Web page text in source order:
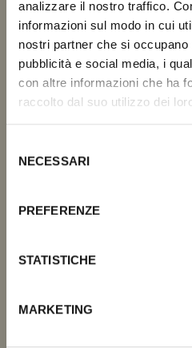
analizzare il nostro traffico.
informazioni sul modo in cui
nostri partner che si occupano
pubblicità e social media, i
con altre informazioni che ha
raccolto dal suo utilizzo dei
delNECESSARI
PREFERENZE
STATISTICHE
MARKETING